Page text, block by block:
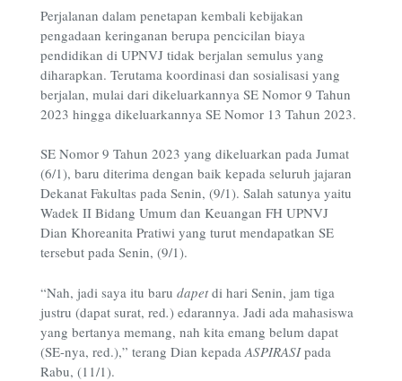
Perjalanan dalam penetapan kembali kebijakan
pengadaan keringanan berupa pencicilan biaya
pendidikan di UPNVJ tidak berjalan semulus yang
diharapkan. Terutama koordinasi dan sosialisasi yang
berjalan, mulai dari dikeluarkannya SE Nomor 9 Tahun
2023 hingga dikeluarkannya SE Nomor 13 Tahun 2023.
SE Nomor 9 Tahun 2023 yang dikeluarkan pada Jumat
(6/1), baru diterima dengan baik kepada seluruh jajaran
Dekanat Fakultas pada Senin, (9/1). Salah satunya yaitu
Wadek II Bidang Umum dan Keuangan FH UPNVJ
Dian Khoreanita Pratiwi yang turut mendapatkan SE
tersebut pada Senin, (9/1).
“Nah, jadi saya itu baru dapetdi hari Senin, jam tiga
justru (dapat surat, red.) edarannya. Jadi ada mahasiswa
yang bertanya memang, nah kita emang belum dapat
(SE-nya, red.),” terang Dian kepada ASPIRASIpada
Rabu, (11/1).